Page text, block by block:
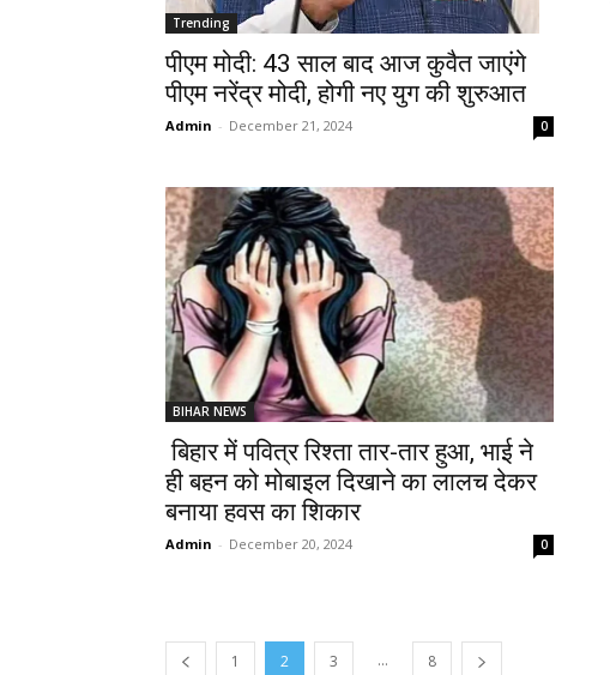
Trending
पीएम मोदी: 43 साल बाद आज कुवैत जाएंगे
पीएम नरेंद्र मोदी, होगी नए युग की शुरुआत
Admin - December 21, 2024 0
BIHAR NEWS
बिहार में पवित्र रिश्ता तार-तार हुआ, भाई ने
ही बहन को मोबाइल दिखाने का लालच देकर
बनाया हवस का शिकार
Admin - December 20, 2024 0
1 2 3 ... 8